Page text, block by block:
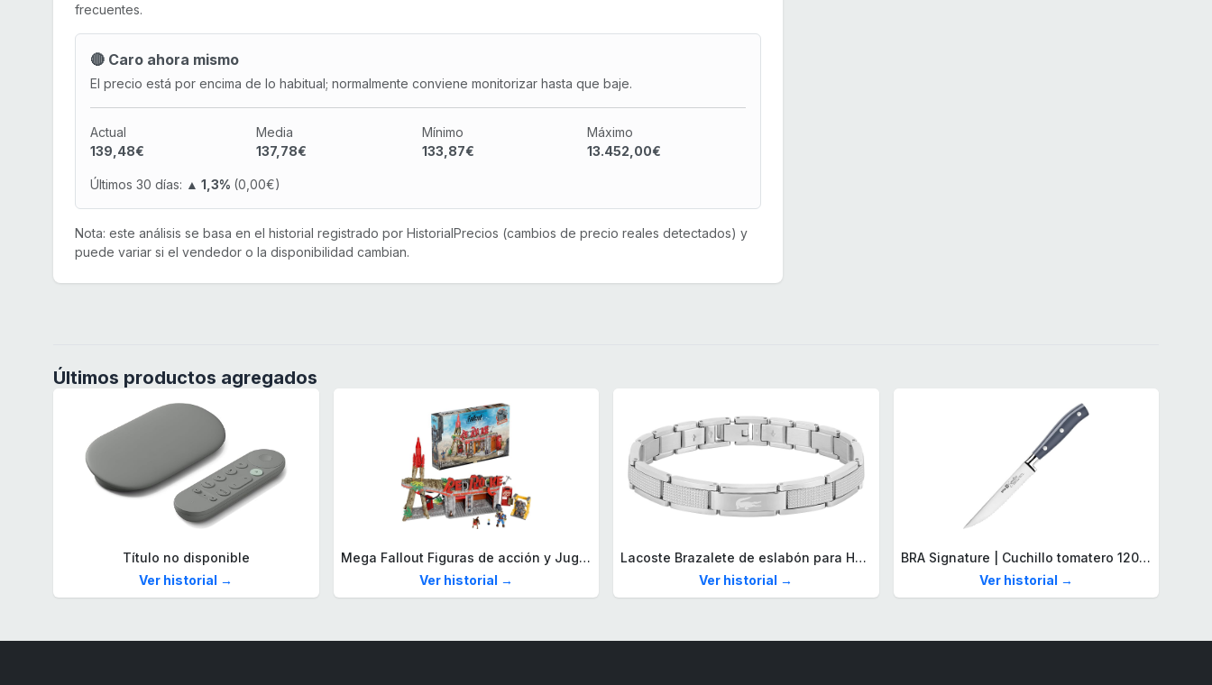
frecuentes.
🔴 Caro ahora mismo
El precio está por encima de lo habitual; normalmente conviene monitorizar hasta que baje.
Actual
139,48€
Media
137,78€
Mínimo
133,87€
Máximo
13.452,00€
Últimos 30 días: ▲ 1,3% (0,00€)
Nota: este análisis se basa en el historial registrado por HistorialPrecios (cambios de precio reales detectados) y
puede variar si el vendedor o la disponibilidad cambian.
Últimos productos agregados
Título no disponible
Ver historial →
Mega Fallout Figuras de acción y Juguetes de construcción, Parada de Camiones Red Rocket con 824 Piezas, 2 Personajes articulados y Accesorios, para coleccionistas, HXT00
Ver historial →
Lacoste Brazalete de eslabón para Hombre Colección STENCIL de Acero inoxidable
Ver historial →
BRA Signature | Cuchillo tomatero 120 mm, Acero Inoxidable alemán forjado con Molibdeno Vanadio, Mango Remachado ABS, Diseño Ergonómico, Hoja 1,6 mm espesor
Ver historial →